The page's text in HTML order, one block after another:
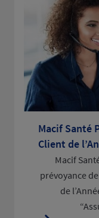
Macif Santé
Client de
Macif
prévoyance
de